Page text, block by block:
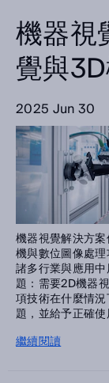
機器視
覺與
2025 Jun 30
機器視覺解決方
機與數位圖像處
諸多行業與應用
題：需要2D機器
項技術在什麼情
題，並給予正確使
繼續閱讀